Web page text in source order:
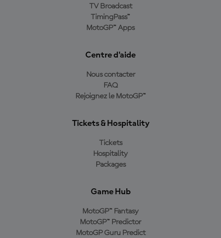
TV Broadcast
TimingPass™
MotoGP™ Apps
Centre d'aide
Nous contacter
FAQ
Rejoignez le MotoGP™
Tickets & Hospitality
Tickets
Hospitality
Packages
Game Hub
MotoGP™ Fantasy
MotoGP™ Predictor
MotoGP Guru Predict